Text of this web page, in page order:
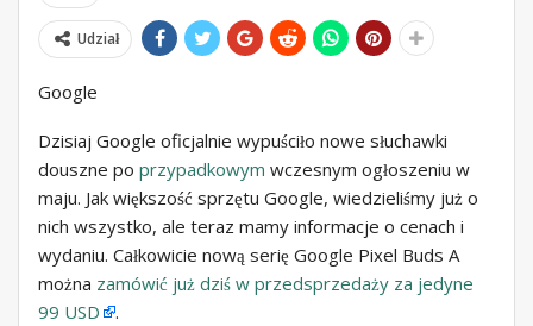
Udział
Google
Dzisiaj Google oficjalnie wypuściło nowe słuchawki
douszne po przypadkowym wczesnym ogłoszeniu w
maju. Jak większość sprzętu Google, wiedzieliśmy już o
nich wszystko, ale teraz mamy informacje o cenach i
wydaniu. Całkowicie nową serię Google Pixel Buds A
można zamówić już dziś w przedsprzedaży za jedyne
99 USD
.